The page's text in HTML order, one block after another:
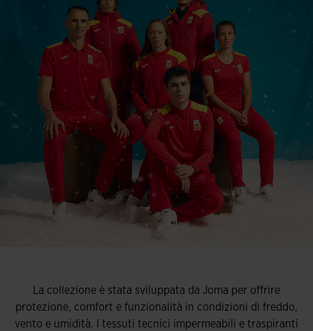
La collezione è stata sviluppata da Joma per offrire
protezione, comfort e funzionalità in condizioni di freddo,
vento e umidità. I tessuti tecnici impermeabili e traspiranti